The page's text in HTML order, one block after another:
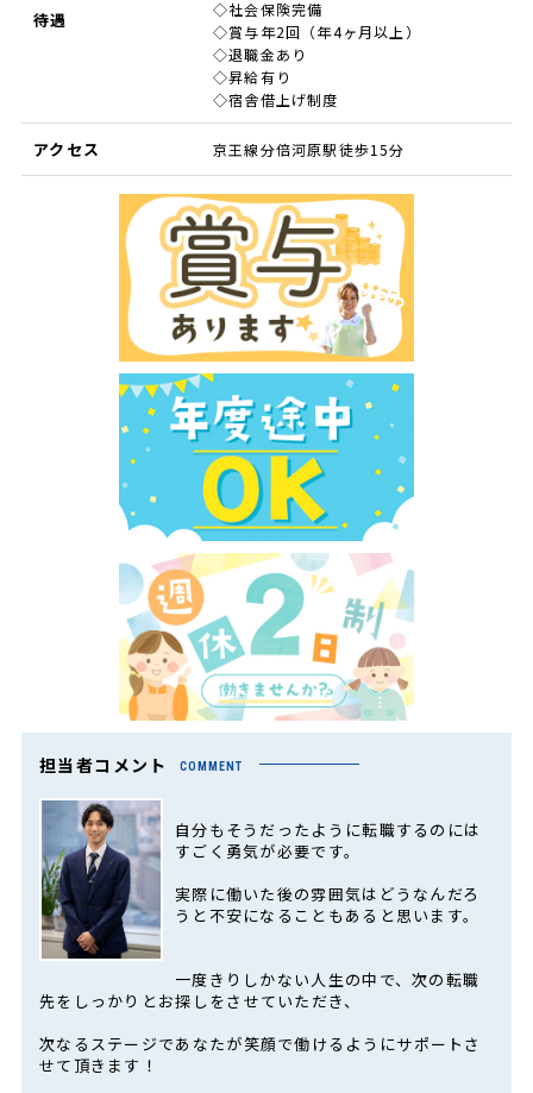
待遇
◇社会保険完備
◇賞与年2回（年4ヶ月以上）
◇退職金あり
◇昇給有り
◇宿舎借上げ制度
アクセス 京王線分倍河原駅徒歩15分
担当者コメント COMMENT
自分もそうだったように転職するのには
すごく勇気が必要です。
実際に働いた後の雰囲気はどうなんだろ
うと不安になることもあると思います。
一度きりしかない人生の中で、次の転職
先をしっかりとお探しをさせていただき、
次なるステージであなたが笑顔で働けるようにサポートさ
せて頂きます！